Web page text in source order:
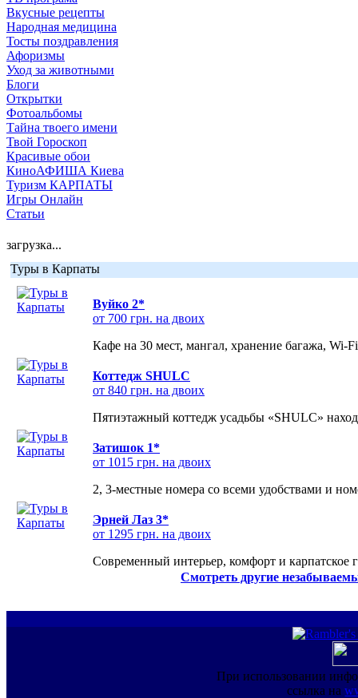
Вкусные рецепты
Народная медицина
Тосты поздравления
Афоризмы
Уход за животными
Блоги
Открытки
Фотоальбомы
Тайна твоего имени
Твой Гороскоп
Красивые обои
КиноАФИША Киева
Туризм КАРПАТЫ
Игры Онлайн
Статьи
загрузка...
Туры в Карпаты
Вуйко 2*
от 700 грн. на двоих
Кафе на 30 мест, мангал, хранение багажа, Wi-
Коттедж SHULC
от 840 грн. на двоих
Пятиэтажный коттедж усадьбы «SHULC»
Затишок 1*
от 1015 грн. на двоих
2, 3-местные номера со всеми удобствами и
Эрней Лаз 3*
от 1295 грн. на двоих
Современный интерьер, комфорт и карпатское
Смотреть другие
При использовании
ссылка на